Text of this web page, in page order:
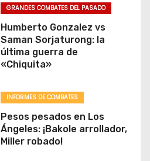
GRANDES COMBATES DEL PASADO
Humberto Gonzalez vs
Saman Sorjaturong: la
última guerra de
«Chiquita»
INFORMES DE COMBATES
Pesos pesados en Los
Ángeles: ¡Bakole arrollador,
Miller robado!